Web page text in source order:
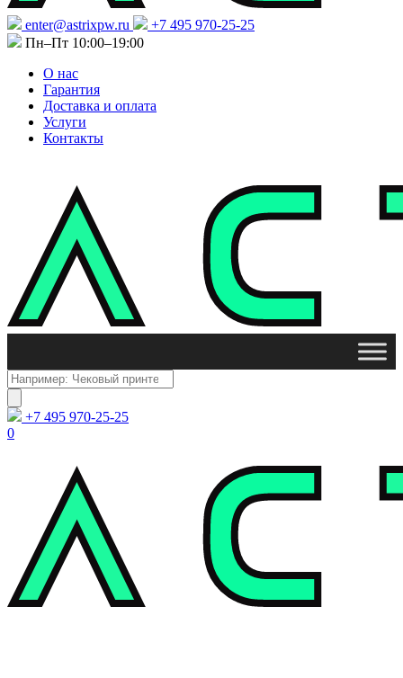
enter@astrixpw.ru
+7 495 970-25-25
Пн–Пт 10:00–19:00
О нас
Гарантия
Доставка и оплата
Услуги
Контакты
Поиск
товаров
+7 495 970-25-25
0